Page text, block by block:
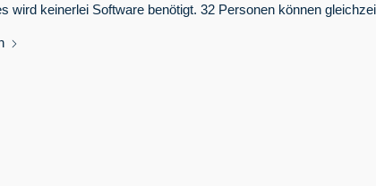
wird keinerlei Software benötigt. 32 Personen können